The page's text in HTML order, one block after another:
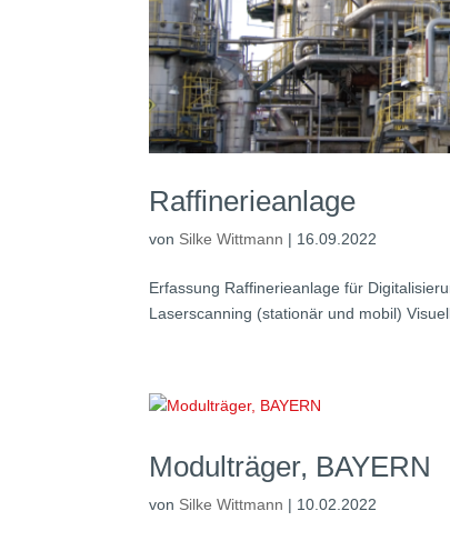
Raffinerieanlage
von Silke Wittmann | 16.09.2022
Erfassung Raffinerieanlage für
Laserscanning (stationär und mobil)
Modulträger, BAYERN
von Silke Wittmann | 10.02.2022